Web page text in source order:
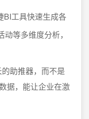
BI工具快速生成各
等多维度分析，
助推器，而不是
据，能让企业在激